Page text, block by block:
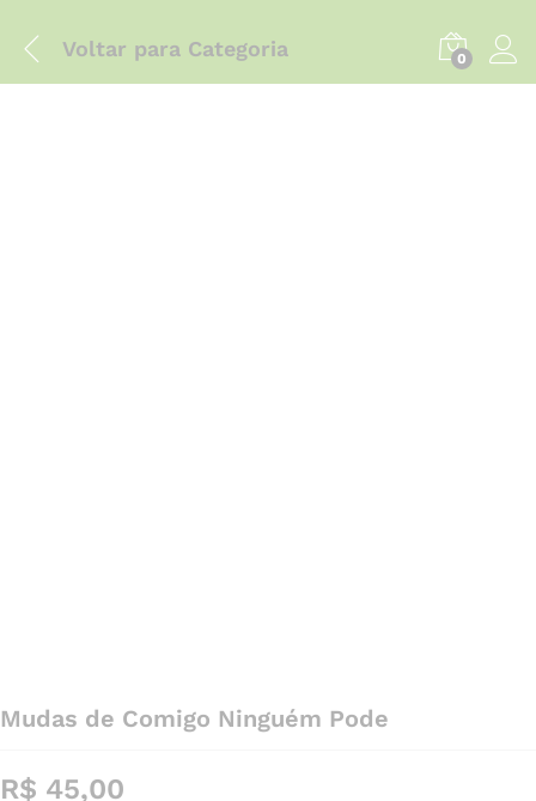
Voltar para Categoria 0
Mudas de Comigo Ninguém Pode
R$ 45,00